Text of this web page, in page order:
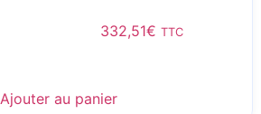
332,51€ TTC
Ajouter au panier